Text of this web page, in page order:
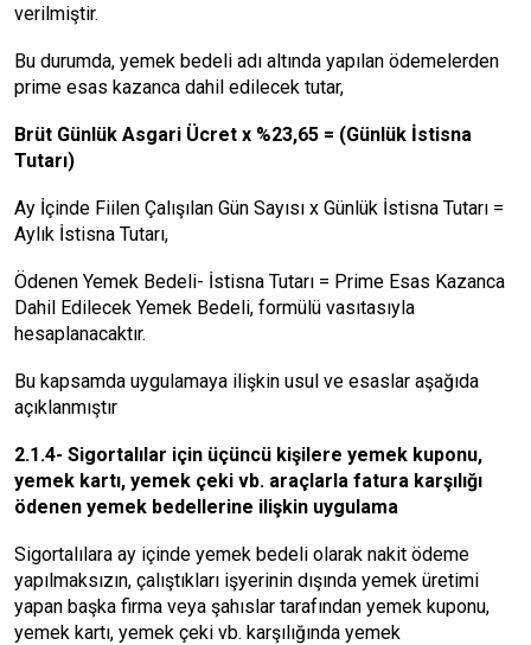
verilmiştir.
Bu durumda, yemek bedeli adı altında yapılan ödemelerden
prime esas kazanca dahil edilecek tutar,
Brüt Günlük Asgari Ücret x %23,65 = (Günlük İstisna
Tutarı)
Ay İçinde Fiilen Çalışılan Gün Sayısı x Günlük İstisna Tutarı =
Aylık İstisna Tutarı,
Ödenen Yemek Bedeli- İstisna Tutarı = Prime Esas Kazanca
Dahil Edilecek Yemek Bedeli, formülü vasıtasıyla
hesaplanacaktır.
Bu kapsamda uygulamaya ilişkin usul ve esaslar aşağıda
açıklanmıştır
2.1.4- Sigortalılar için üçüncü kişilere yemek kuponu,
yemek kartı, yemek çeki vb. araçlarla fatura karşılığı
ödenen yemek bedellerine ilişkin uygulama
Sigortalılara ay içinde yemek bedeli olarak nakit ödeme
yapılmaksızın, çalıştıkları işyerinin dışında yemek üretimi
yapan başka firma veya şahıslar tarafından yemek kuponu,
yemek kartı, yemek çeki vb. karşılığında yemek